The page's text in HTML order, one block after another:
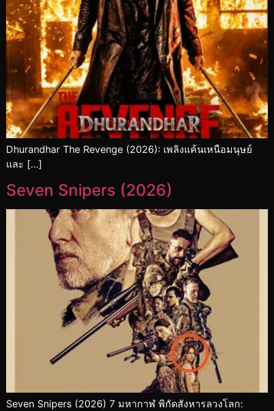
Dhurandhar The Revenge (2026): เพลิงแค้นเหนือมนุษย์
และ […]
Seven Snipers (2026)
Seven Snipers (2026) 7 มหากาฬ พิกัดสังหารลวงโลก: